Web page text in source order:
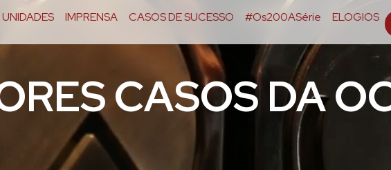
UNIDADES IMPRENSA CASOS DE SUCESSO #Os200ASérie ELOGIOS
CASOS DA